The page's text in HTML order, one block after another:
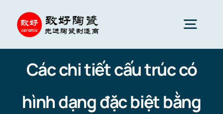
content
Gốm sứ tiên tiến
Phụ tùng gốm sứ
Các chi tiết cấu trúc có
hình dạng đặc biệt bằng